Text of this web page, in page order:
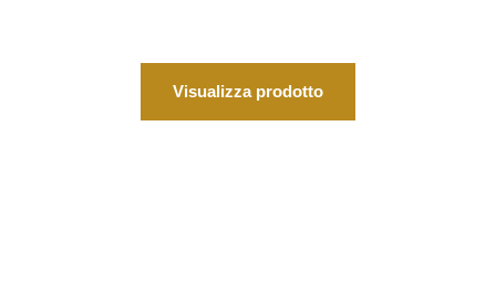
Visualizza prodotto